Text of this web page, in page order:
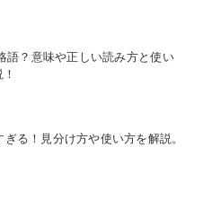
語？意味や正しい読み方と使い
ぎる！見分け方や使い方を解説。